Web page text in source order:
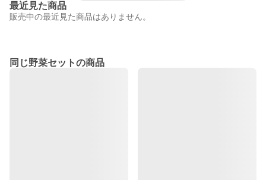
最近見た商品
販売中の最近見た商品はありません。
同じ野菜セットの商品